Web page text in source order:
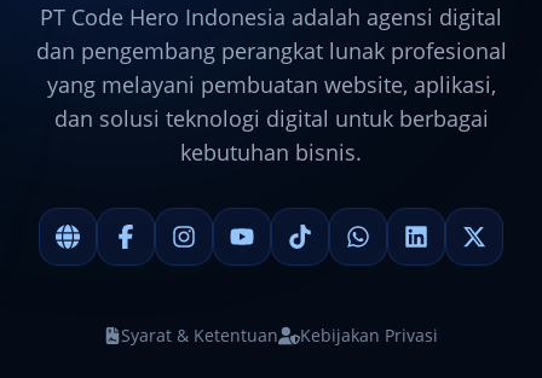
PT Code Hero Indonesia adalah agensi digital
dan pengembang perangkat lunak profesional
yang melayani pembuatan website, aplikasi,
dan solusi teknologi digital untuk berbagai
kebutuhan bisnis.
Syarat & Ketentuan Kebijakan Privasi